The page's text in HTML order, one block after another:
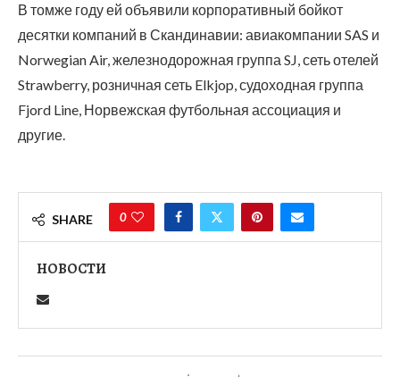
В томже году ей объявили корпоративный бойкот
десятки компаний в Скандинавии: авиакомпании SAS и
Norwegian Air, железнодорожная группа SJ, сеть отелей
Strawberry, розничная сеть Elkjop, судоходная группа
Fjord Line, Норвежская футбольная ассоциация и
другие.
SHARE 0
НОВОСТИ